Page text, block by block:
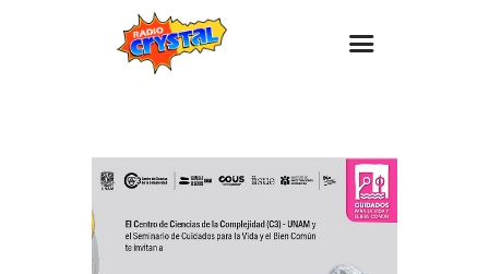
Estaciones
Eventos
Promociones